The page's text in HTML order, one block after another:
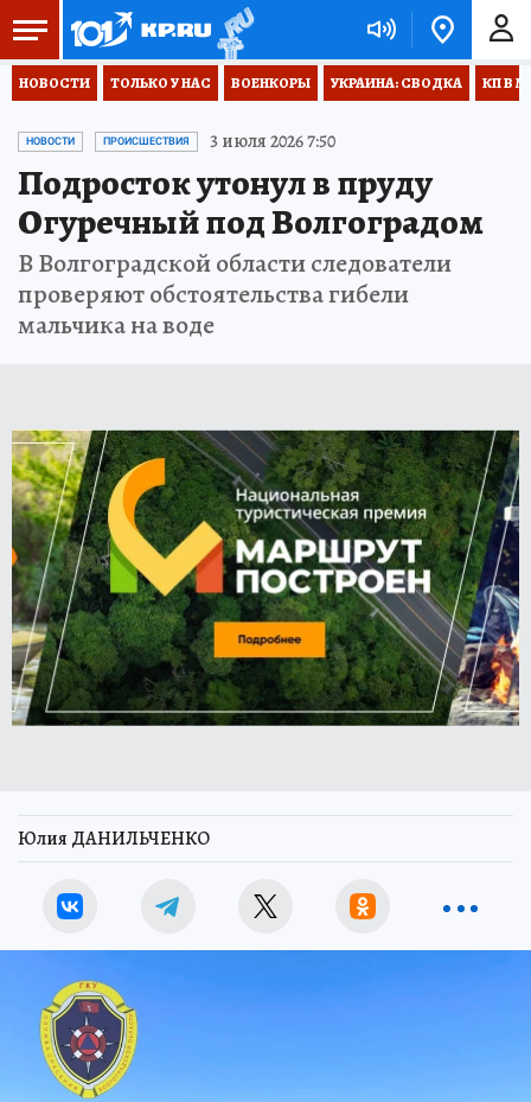
НОВОСТИ ТОЛЬКО У НАС ВОЕНКОРЫ УКРАИНА: СВОДКА КП В
НОВОСТИ ПРОИСШЕСТВИЯ 3 июля 2026 7:50
Подросток утонул в пруду
Огуречный под Волгоградом
В Волгоградской области следователи
проверяют обстоятельства гибели
мальчика на воде
Юлия ДАНИЛЬЧЕНКО